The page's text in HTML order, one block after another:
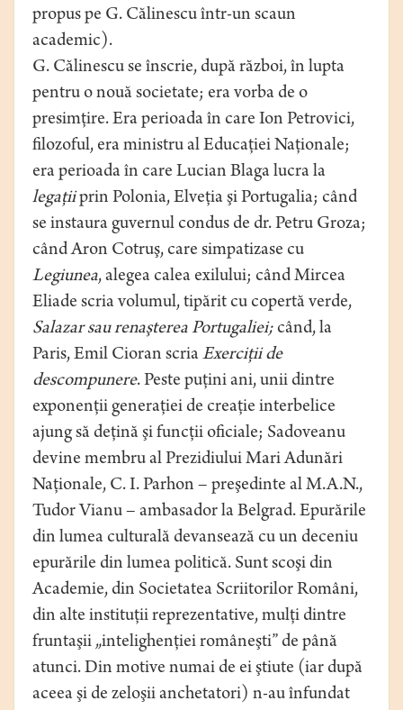
propus pe G. Călinescu într-un scaun
academic).
G. Călinescu se înscrie, după război, în lupta
pentru o nouă societate; era vorba de o
presimţire. Era perioada în care Ion Petrovici,
filozoful, era ministru al Educaţiei Naţionale;
era perioada în care Lucian Blaga lucra la
legaţiiprin Polonia, Elveţia şi Portugalia; când
se instaura guvernul condus de dr. Petru Groza;
când Aron Cotruş, care simpatizase cu
Legiunea, alegea calea exilului; când Mircea
Eliade scria volumul, tipărit cu copertă verde,
Salazar sau renaşterea Portugaliei; când, la
Paris, Emil Cioran scria Exerciţii de
descompunere. Peste puţini ani, unii dintre
exponenţii generaţiei de creaţie interbelice
ajung să deţină şi funcţii oficiale; Sadoveanu
devine membru al Prezidiului Mari Adunări
Naţionale, C. I. Parhon – preşedinte al M.A.N.,
Tudor Vianu – ambasador la Belgrad. Epurările
din lumea culturală devansează cu un deceniu
epurările din lumea politică. Sunt scoşi din
Academie, din Societatea Scriitorilor Români,
din alte instituţii reprezentative, mulţi dintre
fruntaşii „intelighenţiei româneşti” de până
atunci. Din motive numai de ei ştiute (iar după
aceea şi de zeloşii anchetatori) n-au înfundat